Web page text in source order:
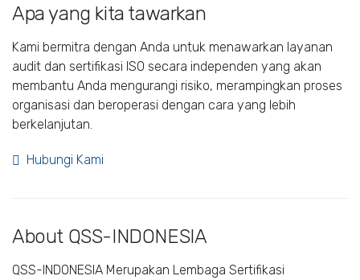
Apa yang kita tawarkan
Kami bermitra dengan Anda untuk menawarkan layanan
audit dan sertifikasi ISO secara independen yang akan
membantu Anda mengurangi risiko, merampingkan proses
organisasi dan beroperasi dengan cara yang lebih
berkelanjutan.
Hubungi Kami
About QSS-INDONESIA
QSS-INDONESIA Merupakan Lembaga Sertifikasi